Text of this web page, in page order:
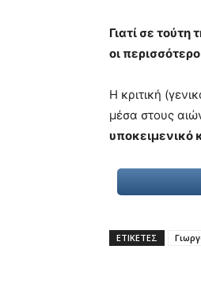
Γιατί σε
οι
Η κριτική
μέσα στους
υποκειμενικό
ΕΤΙΚΕΤΕΣ